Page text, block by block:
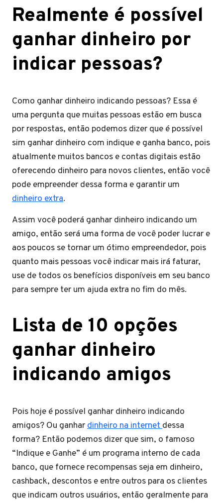
Realmente é possível
ganhar dinheiro por
indicar pessoas?
Como ganhar dinheiro indicando pessoas? Essa é
uma pergunta que muitas pessoas estão em busca
por respostas, então podemos dizer que é possível
sim ganhar dinheiro com indique e ganha banco, pois
atualmente muitos bancos e contas digitais estão
oferecendo dinheiro para novos clientes, então você
pode empreender dessa forma e garantir um
dinheiro extra.
Assim você poderá ganhar dinheiro indicando um
amigo, então será uma forma de você poder lucrar e
aos poucos se tornar um ótimo empreendedor, pois
quanto mais pessoas você indicar mais irá faturar,
use de todos os benefícios disponíveis em seu banco
para sempre ter um ajuda extra no fim do mês.
Lista de 10 opções
ganhar dinheiro
indicando amigos
Pois hoje é possível ganhar dinheiro indicando
amigos? Ou ganhardinheiro na internetdessa
forma? Então podemos dizer que sim, o famoso
“Indique e Ganhe” é um programa interno de cada
banco, que fornece recompensas seja em dinheiro,
cashback, descontos e entre outros para os clientes
que indicam outros usuários, então geralmente para